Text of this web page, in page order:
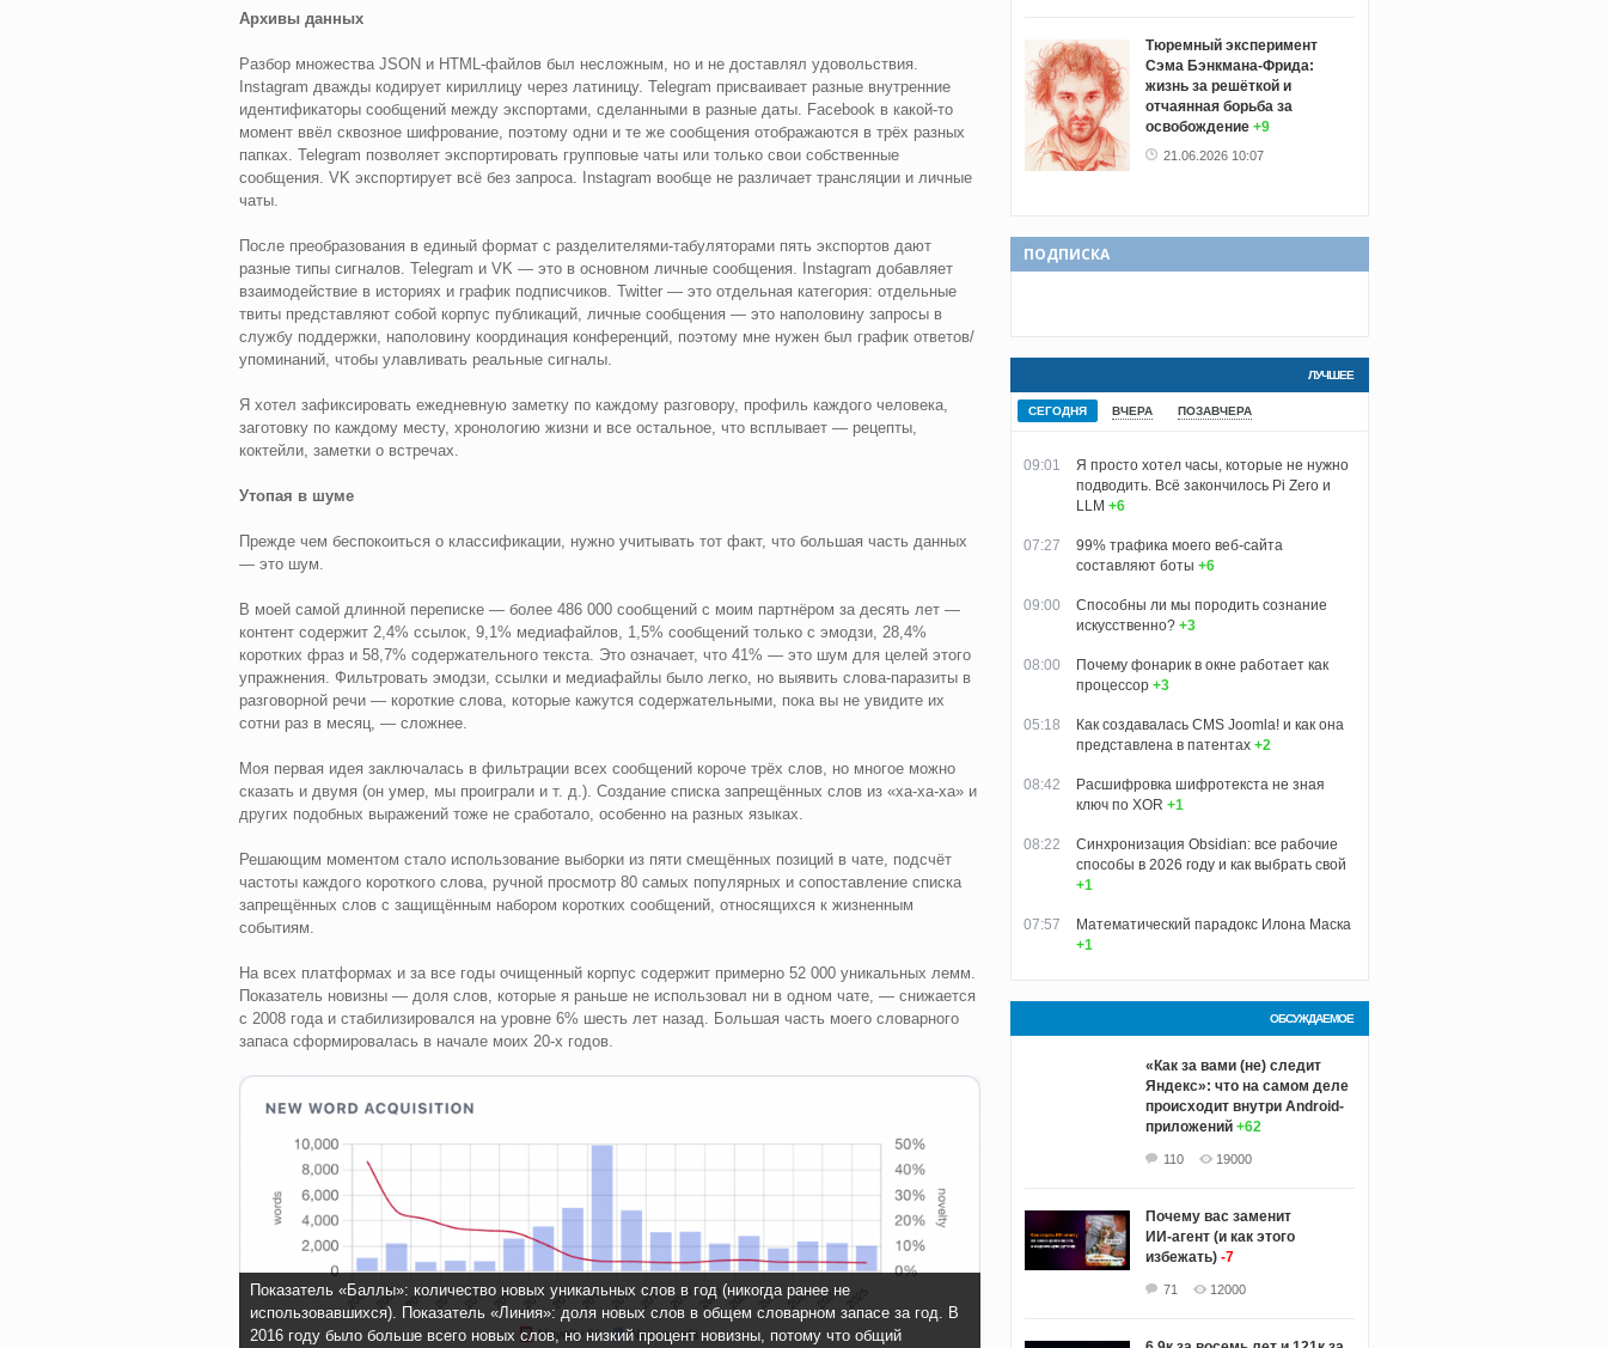
Архивы данных
Разбор множества JSON и HTML-файлов был несложным, но и не доставлял удовольствия.
Instagram дважды кодирует кириллицу через латиницу. Telegram присваивает разные внутренние
идентификаторы сообщений между экспортами, сделанными в разные даты. Facebook в какой-то
момент ввёл сквозное шифрование, поэтому одни и те же сообщения отображаются в трёх разных
папках. Telegram позволяет экспортировать групповые чаты или только свои собственные
сообщения. VK экспортирует всё без запроса. Instagram вообще не различает трансляции и личные
чаты.
После преобразования в единый формат с разделителями-табуляторами пять экспортов дают
разные типы сигналов. Telegram и VK — это в основном личные сообщения. Instagram добавляет
взаимодействие в историях и график подписчиков. Twitter — это отдельная категория: отдельные
твиты представляют собой корпус публикаций, личные сообщения — это наполовину запросы в
службу поддержки, наполовину координация конференций, поэтому мне нужен был график ответов/
упоминаний, чтобы улавливать реальные сигналы.
Я хотел зафиксировать ежедневную заметку по каждому разговору, профиль каждого человека,
заготовку по каждому месту, хронологию жизни и все остальное, что всплывает — рецепты,
коктейли, заметки о встречах.
Утопая в шуме
Прежде чем беспокоиться о классификации, нужно учитывать тот факт, что большая часть данных
— это шум.
В моей самой длинной переписке — более 486 000 сообщений с моим партнёром за десять лет —
контент содержит 2,4% ссылок, 9,1% медиафайлов, 1,5% сообщений только с эмодзи, 28,4%
коротких фраз и 58,7% содержательного текста. Это означает, что 41% — это шум для целей этого
упражнения. Фильтровать эмодзи, ссылки и медиафайлы было легко, но выявить слова-паразиты в
разговорной речи — короткие слова, которые кажутся содержательными, пока вы не увидите их
сотни раз в месяц, — сложнее.
Моя первая идея заключалась в фильтрации всех сообщений короче трёх слов, но многое можно
сказать и двумя (он умер, мы проиграли и т. д.). Создание списка запрещённых слов из «ха-ха-ха» и
других подобных выражений тоже не сработало, особенно на разных языках.
Решающим моментом стало использование выборки из пяти смещённых позиций в чате, подсчёт
частоты каждого короткого слова, ручной просмотр 80 самых популярных и сопоставление списка
запрещённых слов с защищённым набором коротких сообщений, относящихся к жизненным
событиям.
На всех платформах и за все годы очищенный корпус содержит примерно 52 000 уникальных лемм.
Показатель новизны — доля слов, которые я раньше не использовал ни в одном чате, — снижается
с 2008 года и стабилизировался на уровне 6% шесть лет назад. Большая часть моего словарного
запаса сформировалась в начале моих 20-х годов.
Показатель «Баллы»: количество новых уникальных слов в год (никогда ранее не
использовавшихся). Показатель «Линия»: доля новых слов в общем словарном запасе за год. В
2016 году было больше всего новых слов, но низкий процент новизны, потому что общий
Тюремный эксперимент
Сэма Бэнкмана-Фрида:
жизнь за решёткой и
отчаянная борьба за
освобождение +9
21.06.2026 10:07
ПОДПИСКА
ЛУЧШЕЕ
СЕГОДНЯ ВЧЕРА ПОЗАВЧЕРА
09:01
Я просто хотел часы, которые не нужно
подводить. Всё закончилось Pi Zero и
LLM +6
07:27
99% трафика моего веб‑сайта
составляют боты +6
09:00
Способны ли мы породить сознание
искусственно? +3
08:00
Почему фонарик в окне работает как
процессор +3
05:18
Как создавалась CMS Joomla! и как она
представлена в патентах +2
08:42
Расшифровка шифротекста не зная
ключ по XOR +1
08:22
Синхронизация Obsidian: все рабочие
способы в 2026 году и как выбрать свой
+1
07:57
Математический парадокс Илона Маска
+1
ОБСУЖДАЕМОЕ
«Как за вами (не) следит
Яндекс»: что на самом деле
происходит внутри Android-
приложений +62
110 19000
Почему вас заменит
ИИ‑агент (и как этого
избежать) -7
71 12000